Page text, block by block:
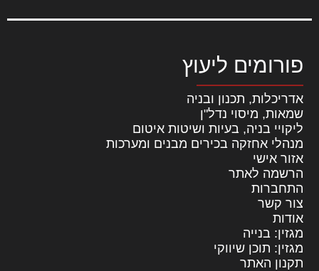
פורומים ליעוץ
אדריכלות, תכנון ובניה
שמאות, מיסוי נדל"ן
ליקויי בניה, בעיות ושיטות איטום
מנהלי אחזקה בכירים מבנים ומערכות
אזור אישי
הרשמה לאתר
התחברות
צור קשר
אודות
מגזין: בנייה
מגזין: תוכן שיווקי
תקנון האתר